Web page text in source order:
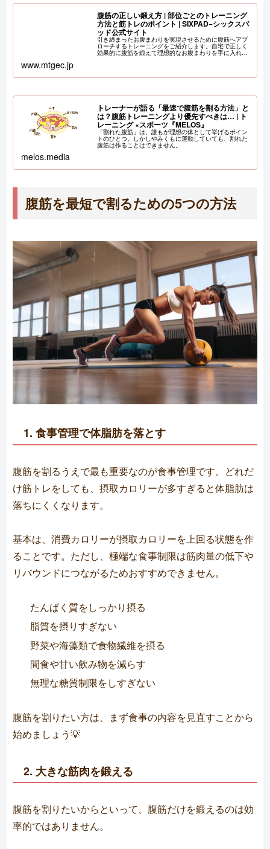
腹筋の正しい鍛え方 | 部位ごとのトレーニング
方法と筋トレのポイント | SIXPAD−シックスパ
ッド公式サイト
引き締まったお腹まわりを実現させるために腹筋へアプ
ローチするトレーニングをご紹介します。⾃宅で正しく
効果的に腹筋を鍛えて理想的なお腹まわりを⼿に⼊れま
www.mtgec.jp
トレーナーが語る「最速で腹筋を割る方法」と
は？腹筋トレーニングより優先すべきは… | ト
レーニング ×スポーツ『MELOS』
「割れた腹筋」は、誰もが理想の体として挙げるポイン
トのひとつ。しかしやみくもに運動していても、割れた
腹筋は作ることはできません。
melos.media
腹筋を最短で割るための5つの方法
1. 食事管理で体脂肪を落とす
腹筋を割るうえで最も重要なのが食事管理です。どれだ
け筋トレをしても、摂取カロリーが多すぎると体脂肪は
落ちにくくなります。
基本は、消費カロリーが摂取カロリーを上回る状態を作
ることです。ただし、極端な食事制限は筋肉量の低下や
リバウンドにつながるためおすすめできません。
たんぱく質をしっかり摂る
脂質を摂りすぎない
野菜や海藻類で食物繊維を摂る
間食や甘い飲み物を減らす
無理な糖質制限をしすぎない
腹筋を割りたい方は、まず食事の内容を見直すことから
始めましょう💡
2. 大きな筋肉を鍛える
腹筋を割りたいからといって、腹筋だけを鍛えるのは効
率的ではありません。